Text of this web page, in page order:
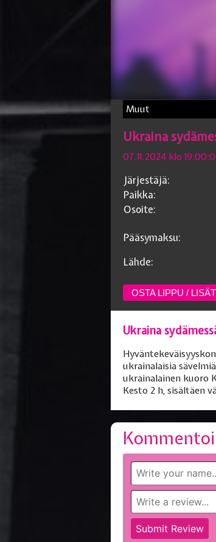
Muut
Ukraina
07.11.2024 klo
Järjestäjä:
Paikka:
Osoite:
Pääsymaksu:
Lähde:
OSTA LIPPU /
Ukraina
ukrainalaisia
ukrainalainen kuoro
Kesto 2 h, sisältäen